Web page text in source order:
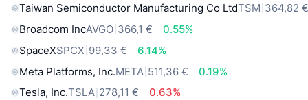
Taiwan Semiconductor Manufacturing Co LtdTSM 364,82
Broadcom IncAVGO 366,1 €
0.55%
SpaceXSPCX 99,33 €
6.14%
Meta Platforms, Inc.META 511,36 €
0.19%
Tesla, Inc.TSLA 278,11 €
0.63%